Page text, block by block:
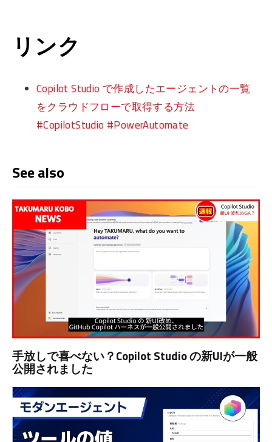
リンク
Copilot Studio で作成したエージェントの一覧
をクラウドフローで取得する方法
#CopilotStudio #PowerAutomate
See also
手放しで喜べない？Copilot Studio の新UIが一般
公開されました